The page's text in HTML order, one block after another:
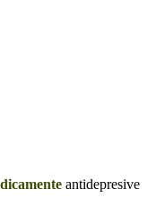
antidepresive